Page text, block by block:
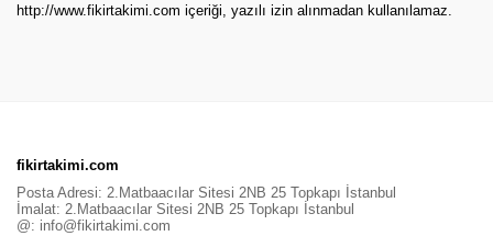
http://www.fikirtakimi.com içeriği, yazılı izin alınmadan kullanılamaz.
fikirtakimi.com
Posta Adresi: 2.Matbaacılar Sitesi 2NB 25 Topkapı İstanbul
İmalat: 2.Matbaacılar Sitesi 2NB 25 Topkapı İstanbul
@: info@fikirtakimi.com